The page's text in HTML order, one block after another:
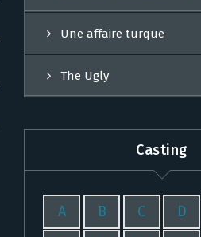
Une affaire turque
The Ugly
Casting
A B C D